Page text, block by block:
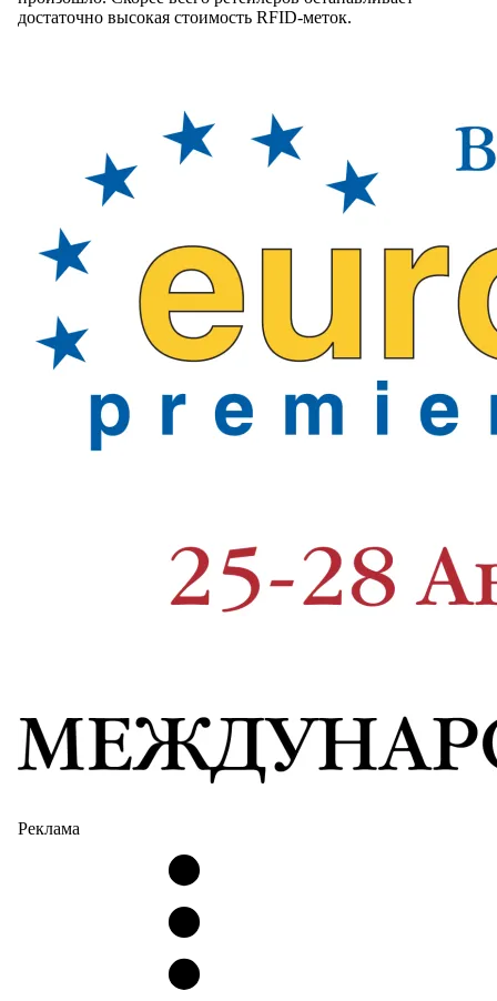
достаточно высокая стоимость RFID-меток.
Реклама